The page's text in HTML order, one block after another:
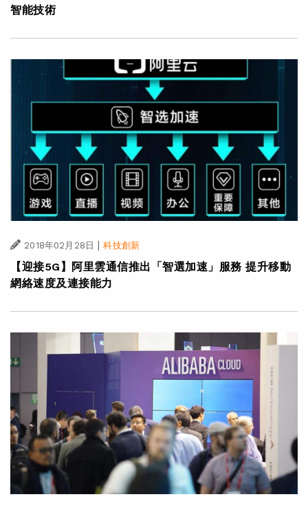
智能技術
2018年02月28日 | 科技創新
【迎接5G】阿里雲通信推出「智選加速」服務 提升移動
網絡速度及連接能力